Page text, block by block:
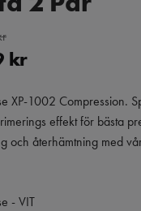
kr
XP-1002 Compression.
effekt för bästa
och återhämtning med
- VIT